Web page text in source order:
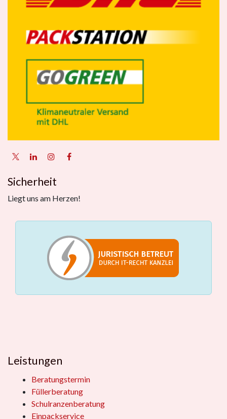
Sicherheit
Liegt uns am Herzen!
Leistungen
Beratungstermin
Füllerberatung
Schulranzenberatung
Einpackservice